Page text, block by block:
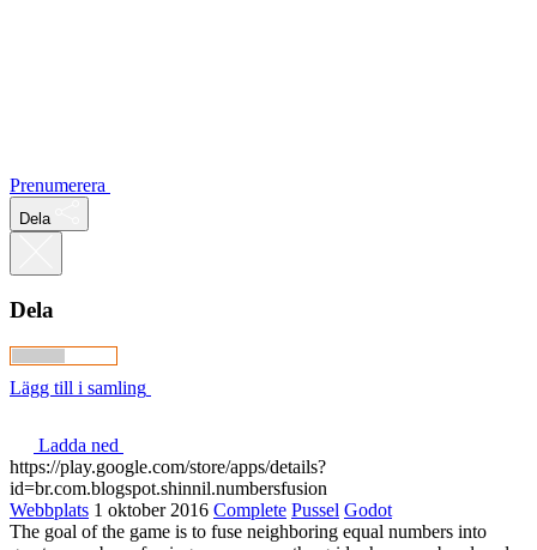
Prenumerera
Dela
Dela
Lägg till i samling
Ladda ned
https://play.google.com/store/apps/details?
id=br.com.blogspot.shinnil.numbersfusion
Webbplats 1 oktober 2016 Complete Pussel Godot
The goal of the game is to fuse neighboring equal numbers into